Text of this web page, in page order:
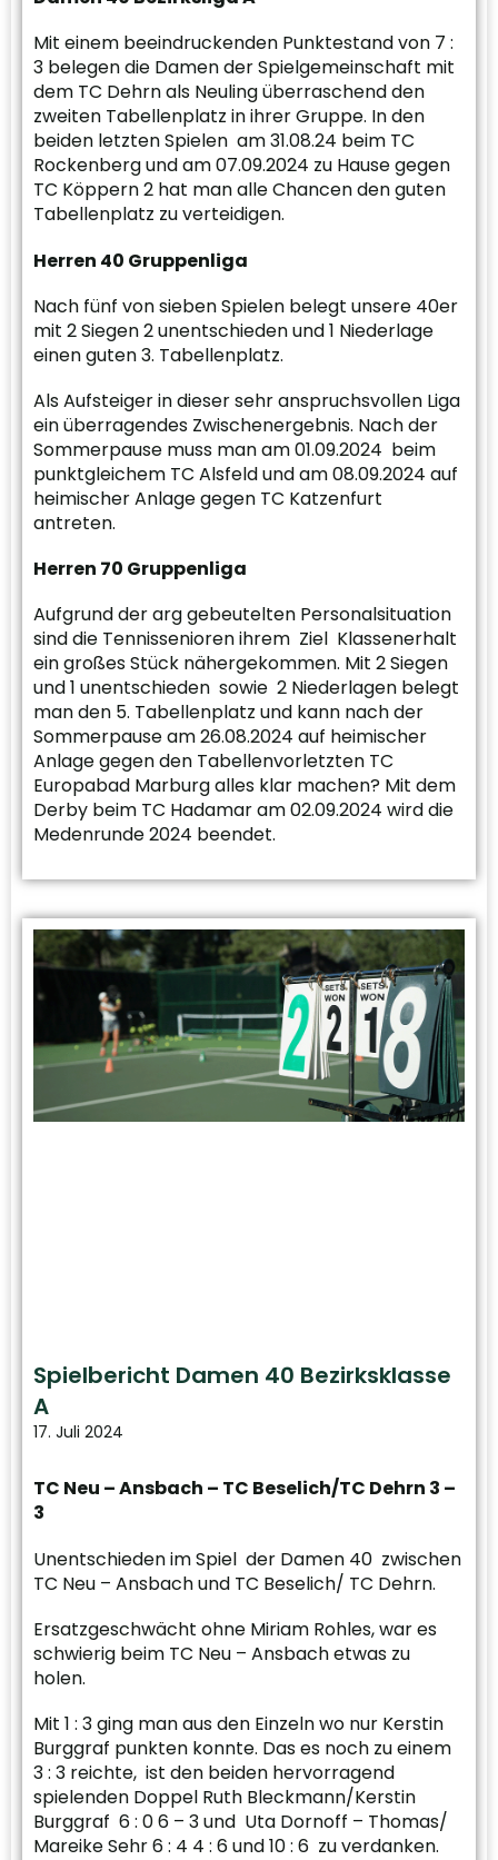
Mit einem beeindruckenden Punktestand von 7 :
3 belegen die Damen der Spielgemeinschaft mit
dem TC Dehrn als Neuling überraschend den
zweiten Tabellenplatz in ihrer Gruppe. In den
beiden letzten Spielen am 31.08.24 beim TC
Rockenberg und am 07.09.2024 zu Hause gegen
TC Köppern 2 hat man alle Chancen den guten
Tabellenplatz zu verteidigen.
Herren 40 Gruppenliga
Nach fünf von sieben Spielen belegt unsere 40er
mit 2 Siegen 2 unentschieden und 1 Niederlage
einen guten 3. Tabellenplatz.
Als Aufsteiger in dieser sehr anspruchsvollen Liga
ein überragendes Zwischenergebnis. Nach der
Sommerpause muss man am 01.09.2024 beim
punktgleichem TC Alsfeld und am 08.09.2024 auf
heimischer Anlage gegen TC Katzenfurt
antreten.
Herren 70 Gruppenliga
Aufgrund der arg gebeutelten Personalsituation
sind die Tennissenioren ihrem Ziel Klassenerhalt
ein großes Stück nähergekommen. Mit 2 Siegen
und 1 unentschieden sowie 2 Niederlagen belegt
man den 5. Tabellenplatz und kann nach der
Sommerpause am 26.08.2024 auf heimischer
Anlage gegen den Tabellenvorletzten TC
Europabad Marburg alles klar machen? Mit dem
Derby beim TC Hadamar am 02.09.2024 wird die
Medenrunde 2024 beendet.
Spielbericht Damen 40 Bezirksklasse
A
17. Juli 2024
TC Neu – Ansbach – TC Beselich/TC Dehrn 3 –
3
Unentschieden im Spiel der Damen 40 zwischen
TC Neu – Ansbach und TC Beselich/ TC Dehrn.
Ersatzgeschwächt ohne Miriam Rohles, war es
schwierig beim TC Neu – Ansbach etwas zu
holen.
Mit 1 : 3 ging man aus den Einzeln wo nur Kerstin
Burggraf punkten konnte. Das es noch zu einem
3 : 3 reichte, ist den beiden hervorragend
spielenden Doppel Ruth Bleckmann/Kerstin
Burggraf 6 : 0 6 – 3 und Uta Dornoff – Thomas/
Mareike Sehr 6 : 4 4 : 6 und 10 : 6 zu verdanken.